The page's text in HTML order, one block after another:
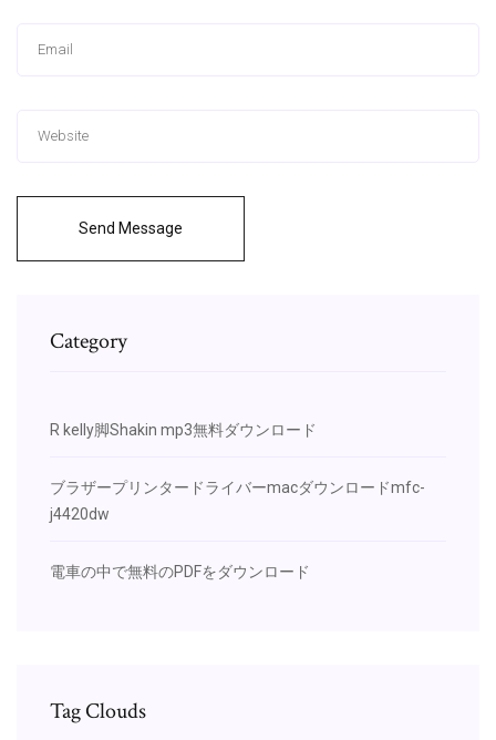
Send Message
Category
R kelly脚Shakin mp3無料ダウンロード
ブラザープリンタードライバーmacダウンロードmfc-
j4420dw
電車の中で無料のPDFをダウンロード
Tag Clouds